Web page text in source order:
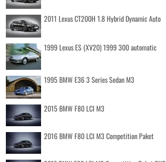
2011 Lexus CT200H 1.8 Hybrid Dynamic Auto
1999 Lexus ES (XV20) 1999 300 automatic
1995 BMW E36 3 Series Sedan M3
2015 BMW F80 LCI M3
2016 BMW F80 LCI M3 Competition Paket